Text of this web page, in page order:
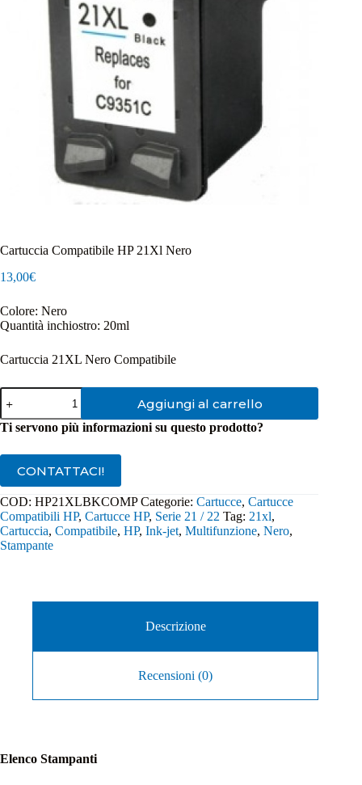
Cartuccia Compatibile HP 21Xl Nero
13,00€
Colore: Nero
Quantità inchiostro: 20ml
Cartuccia 21XL Nero Compatibile
Cartuccia
Compatibile
HP
21Xl
Aggiungi al carrello
Ti servono più informazioni su questo prodotto?
CONTATTACI!
COD: HP21XLBKCOMP Categorie: Cartucce, Cartucce
Compatibili HP, Cartucce HP, Serie 21 / 22 Tag: 21xl,
Cartuccia, Compatibile, HP, Ink-jet, Multifunzione, Nero,
Stampante
Descrizione
Recensioni (0)
Elenco Stampanti